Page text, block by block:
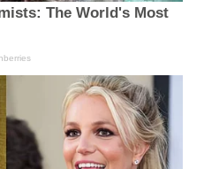
The World's Most